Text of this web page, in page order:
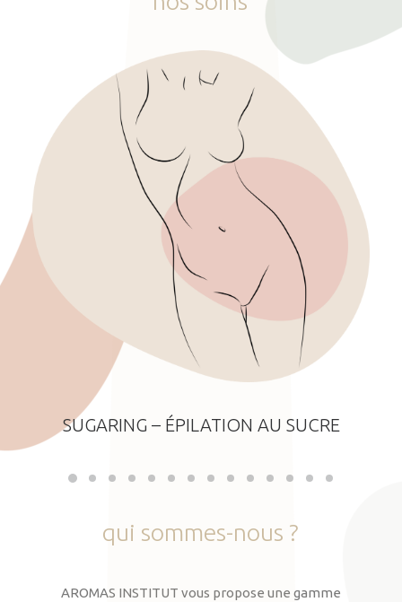
SUGARING – ÉPILATION AU SUCRE
qui sommes-nous ?
AROMAS INSTITUT vous propose une gamme